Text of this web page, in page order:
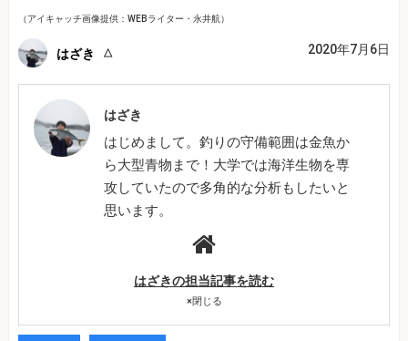
（アイキャッチ画像提供：WEBライター・永井航）
はざき 2020年7月6日
はざき
はじめまして。釣りの守備範囲は金魚か
ら大型青物まで！大学では海洋生物を専
攻していたので多角的な分析もしたいと
思います。
はざきの担当記事を読む
×閉じる